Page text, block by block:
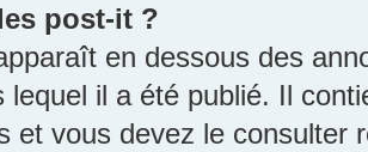
post-it ?
en dessous des
lequel il a été publié. Il
et vous devez le consulter